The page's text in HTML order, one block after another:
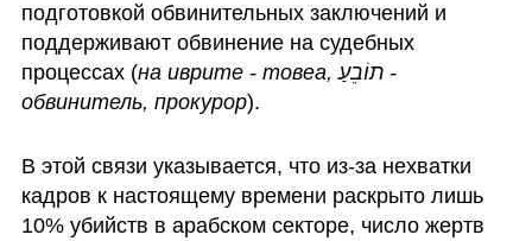
подготовкой обвинительных заключений и
поддерживают обвинение на судебных
процессах (на иврите - товеа, תוֹבֵעַ -
обвинитель, прокурор).
В этой связи указывается, что из-за нехватки
кадров к настоящему времени раскрыто лишь
10% убийств в арабском секторе, число жертв